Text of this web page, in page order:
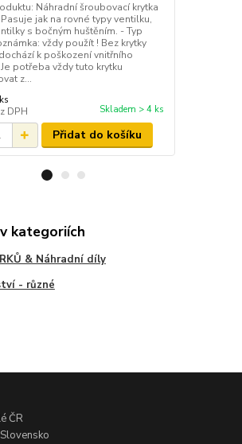
Náhradní šroubovací krytka
jak na rovné typy ventilku,
s bočným huštěním. - Typ
vždy použít ! Bez krytky
k poškození vnitřního
potřeba vždy tuto krytku
z...
DPH Skladem > 4 ks
Přidat do košíku
kategoriích
& Náhradní díly
- různé
ČR